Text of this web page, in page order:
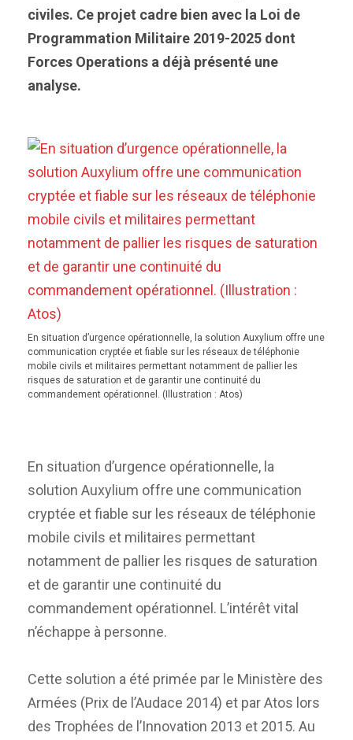
civiles. Ce projet cadre bien avec la Loi de
Programmation Militaire 2019-2025 dont
Forces Operations a déjà présenté une
analyse.
En situation d’urgence opérationnelle, la solution Auxylium offre une
communication cryptée et fiable sur les réseaux de téléphonie
mobile civils et militaires permettant notamment de pallier les
risques de saturation et de garantir une continuité du
commandement opérationnel. (Illustration : Atos)
En situation d’urgence opérationnelle, la
solution Auxylium offre une communication
cryptée et fiable sur les réseaux de téléphonie
mobile civils et militaires permettant
notamment de pallier les risques de saturation
et de garantir une continuité du
commandement opérationnel. L’intérêt vital
n’échappe à personne.
Cette solution a été primée par le Ministère des
Armées (Prix de l’Audace 2014) et par Atos lors
des Trophées de l’Innovation 2013 et 2015. Au